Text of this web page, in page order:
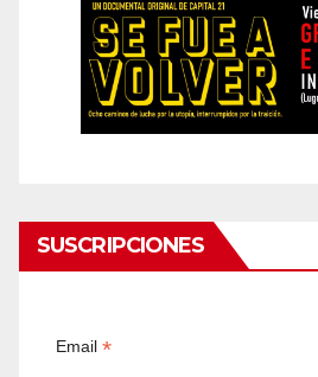
SUSCRIPCIONES
Email*